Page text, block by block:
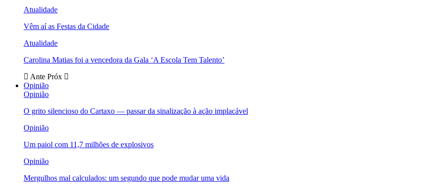
Atualidade
Vêm aí as Festas da Cidade
Atualidade
Carolina Matias foi a vencedora da Gala ‘A Escola Tem Talento’
Ante Próx
Opinião
Opinião
O grito silencioso do Cartaxo — passar da sinalização à ação implacável
Opinião
Um paiol com 11,7 milhões de explosivos
Opinião
Mergulhos mal calculados: um segundo que pode mudar uma vida